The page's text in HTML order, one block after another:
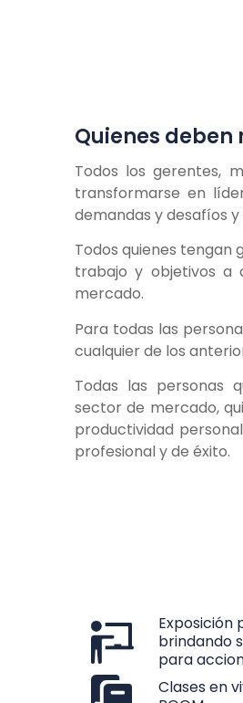
Quienes
Todos los gerentes,
transformarse en
demandas y desafíos
Todos quienes tengan
trabajo y objetivos a
mercado.
Para todas las
cualquier de los
Todas las personas
sector de mercado,
productividad
profesional y de éxito.
Exposición
brindando
para
Clases en